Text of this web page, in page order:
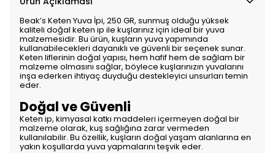
Beak’s Keten Yuva İpi, 250 GR, sunmuş olduğu yüksek
kaliteli doğal keten ip ile kuşlarınız için ideal bir yuva
malzemesidir. Bu ürün, kuşların yuva yapımında
kullanabilecekleri dayanıklı ve güvenli bir seçenek sunar.
Keten liflerinin doğal yapısı, hem hafif hem de sağlam bir
malzeme olmasını sağlar, böylece kuşlarınızın yuvalarını
inşa ederken ihtiyaç duyduğu destekleyici unsurları temin
eder.
Doğal ve Güvenli
Keten ip, kimyasal katkı maddeleri içermeyen doğal bir
malzeme olarak, kuş sağlığına zarar vermeden
kullanılabilir. Bu özellik, kuşların doğal yaşam alanlarına en
yakın koşullarda yuva yapmalarını teşvik eder.